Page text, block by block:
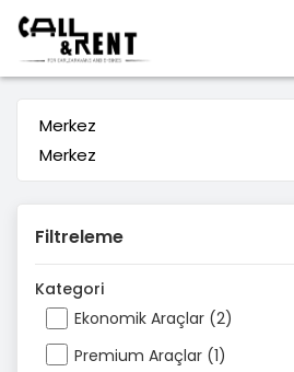
Merkez
Merkez
Filtreleme
Kategori
Ekonomik Araçlar (2)
Premium Araçlar (1)